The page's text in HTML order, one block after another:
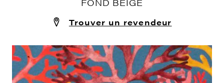
Trouver un revendeur